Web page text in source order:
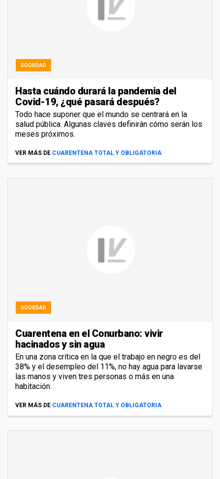
SOCIEDAD
Hasta cuándo durará la pandemia del
Covid-19, ¿qué pasará después?
Todo hace suponer que el mundo se centrará en la
salud pública. Algunas claves definirán cómo serán los
meses próximos.
VER MÁS DE CUARENTENA TOTAL Y OBLIGATORIA
SOCIEDAD
Cuarentena en el Conurbano: vivir
hacinados y sin agua
En una zona crítica en la que el trabajo en negro es del
38% y el desempleo del 11%, no hay agua para lavarse
las manos y viven tres personas o más en una
habitación.
VER MÁS DE CUARENTENA TOTAL Y OBLIGATORIA